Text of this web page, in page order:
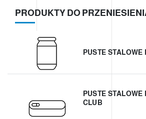
PRODUKTY DO
PUSTE
PUSTE
CLUB